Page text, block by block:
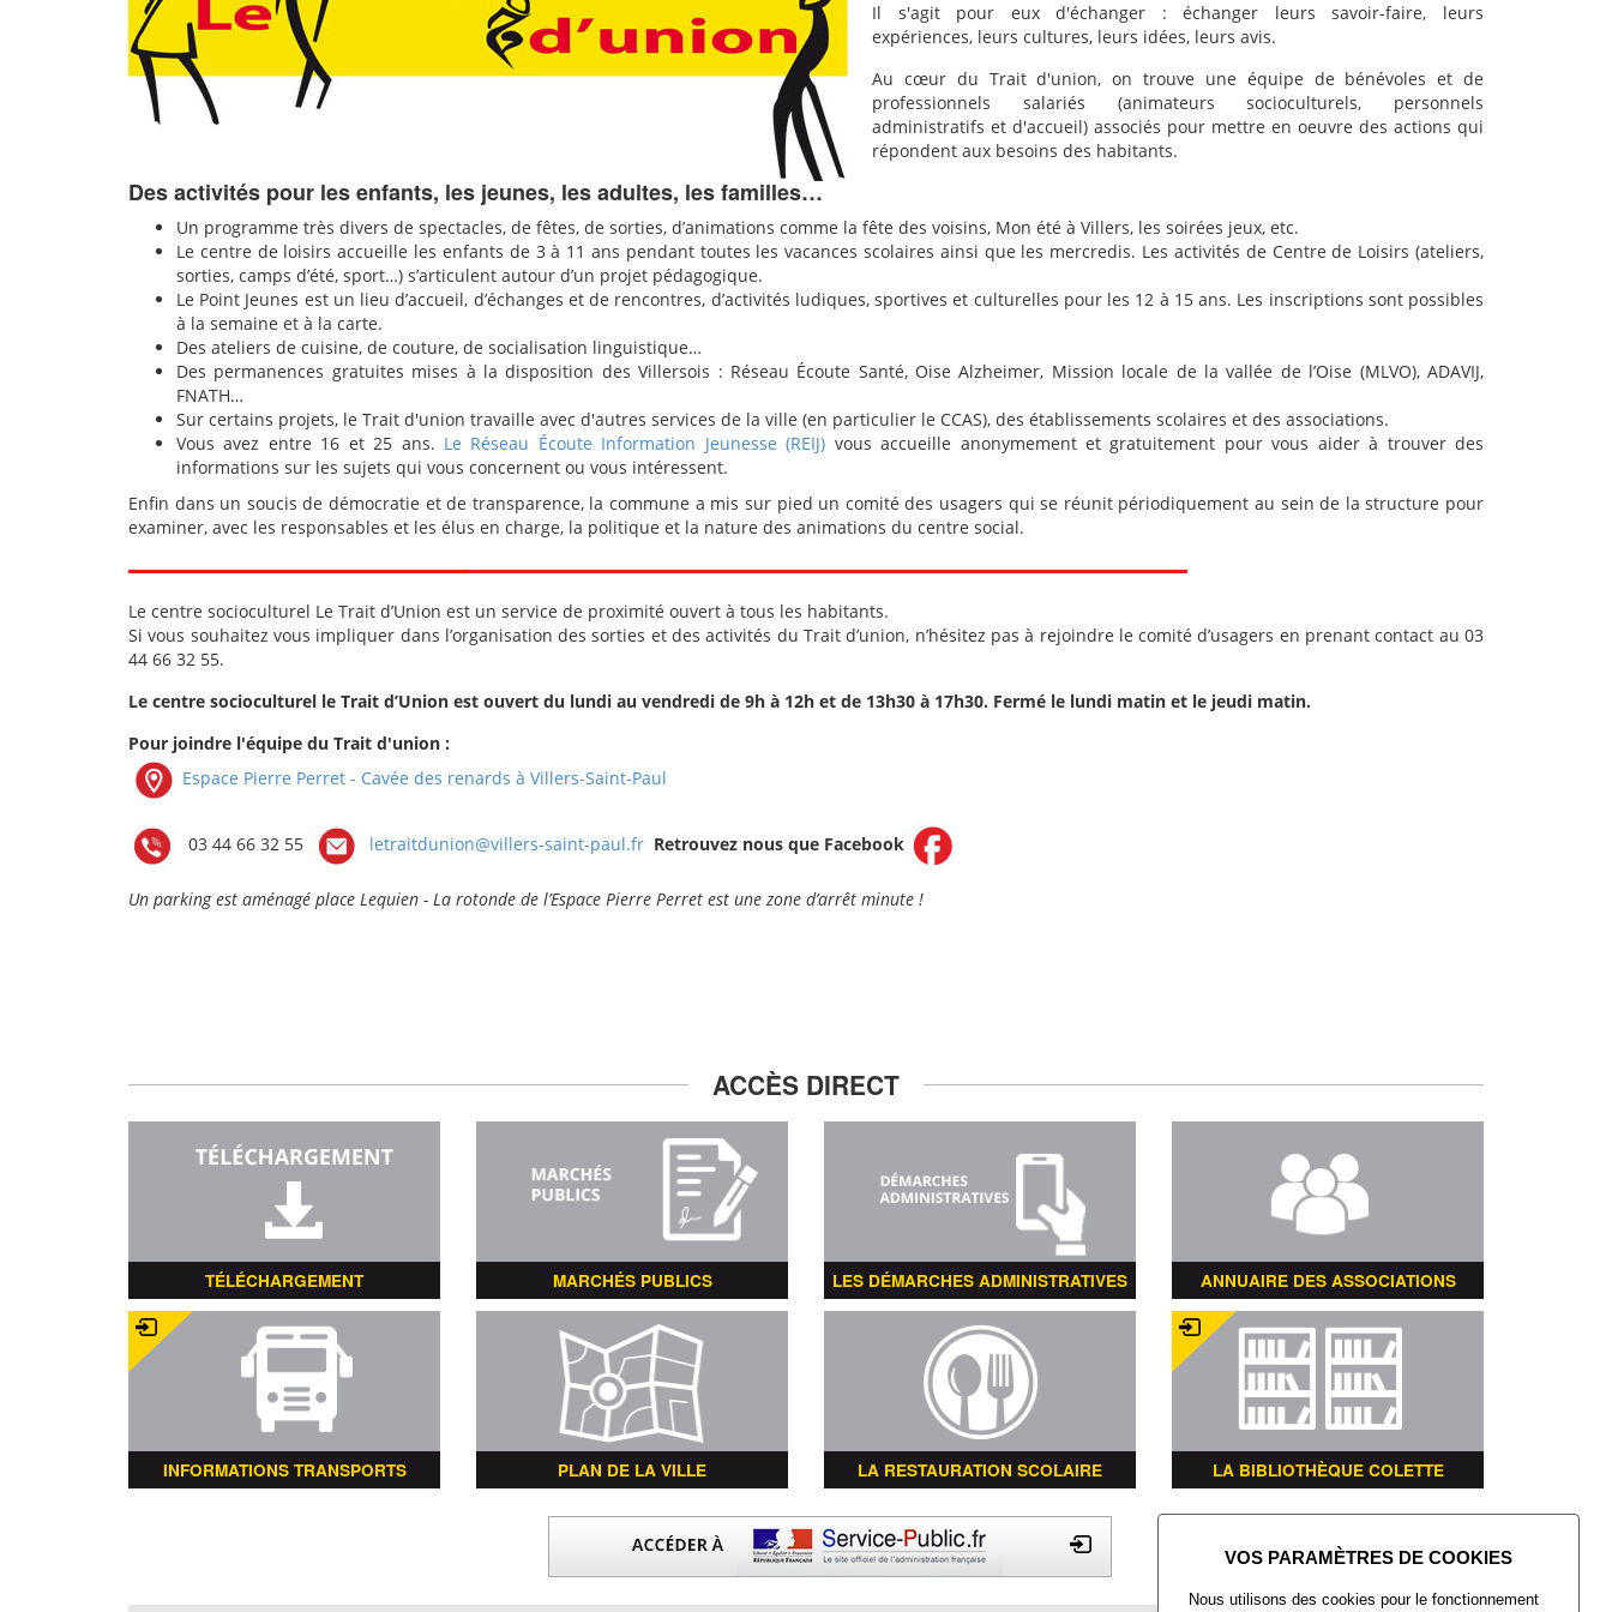
Il s'agit pour eux d'échanger : échanger leurs savoir-faire, leurs
expériences, leurs cultures, leurs idées, leurs avis.
Au cœur du Trait d'union, on trouve une équipe de bénévoles et de
professionnels salariés (animateurs socioculturels, personnels
administratifs et d'accueil) associés pour mettre en oeuvre des actions qui
répondent aux besoins des habitants.
Des activités pour les enfants, les jeunes, les adultes, les familles…
Un programme très divers de spectacles, de fêtes, de sorties, d’animations comme la fête des voisins, Mon été à Villers, les soirées jeux, etc.
Le centre de loisirs accueille les enfants de 3 à 11 ans pendant toutes les vacances scolaires ainsi que les mercredis. Les activités de Centre de Loisirs (ateliers,
sorties, camps d’été, sport…) s’articulent autour d’un projet pédagogique.
Le Point Jeunes est un lieu d’accueil, d’échanges et de rencontres, d’activités ludiques, sportives et culturelles pour les 12 à 15 ans. Les inscriptions sont possibles
à la semaine et à la carte.
Des ateliers de cuisine, de couture, de socialisation linguistique…
Des permanences gratuites mises à la disposition des Villersois : Réseau Écoute Santé, Oise Alzheimer, Mission locale de la vallée de l’Oise (MLVO), ADAVIJ,
FNATH…
Sur certains projets, le Trait d'union travaille avec d'autres services de la ville (en particulier le CCAS), des établissements scolaires et des associations.
Vous avez entre 16 et 25 ans. Le Réseau Écoute Information Jeunesse (REIJ) vous accueille anonymement et gratuitement pour vous aider à trouver des
informations sur les sujets qui vous concernent ou vous intéressent.
Enfin dans un soucis de démocratie et de transparence, la commune a mis sur pied un comité des usagers qui se réunit périodiquement au sein de la structure pour
examiner, avec les responsables et les élus en charge, la politique et la nature des animations du centre social.
Le centre socioculturel Le Trait d’Union est un service de proximité ouvert à tous les habitants.
Si vous souhaitez vous impliquer dans l’organisation des sorties et des activités du Trait d’union, n’hésitez pas à rejoindre le comité d’usagers en prenant contact au 03
44 66 32 55.
Le centre socioculturel le Trait d’Union est ouvert du lundi au vendredi de 9h à 12h et de 13h30 à 17h30. Fermé le lundi matin et le jeudi matin.
Pour joindre l'équipe du Trait d'union :
Espace Pierre Perret - Cavée des renards à Villers-Saint-Paul
03 44 66 32 55 letraitdunion@villers-saint-paul.fr Retrouvez nous que Facebook
Un parking est aménagé place Lequien - La rotonde de l’Espace Pierre Perret est une zone d’arrêt minute !
ACCÈS DIRECT
TÉLÉCHARGEMENT MARCHÉS PUBLICS LES DÉMARCHES ADMINISTRATIVES ANNUAIRE DES ASSOCIATIONS
INFORMATIONS TRANSPORTS PLAN DE LA VILLE LA RESTAURATION SCOLAIRE LA BIBLIOTHÈQUE COLETTE
Nous utilisons des cookies pour le fonctionnement